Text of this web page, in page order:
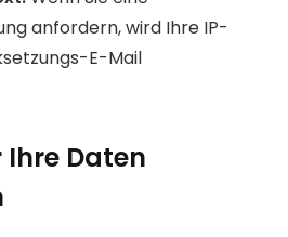
anfordern, wird Ihre IP-
E-Mail
Daten